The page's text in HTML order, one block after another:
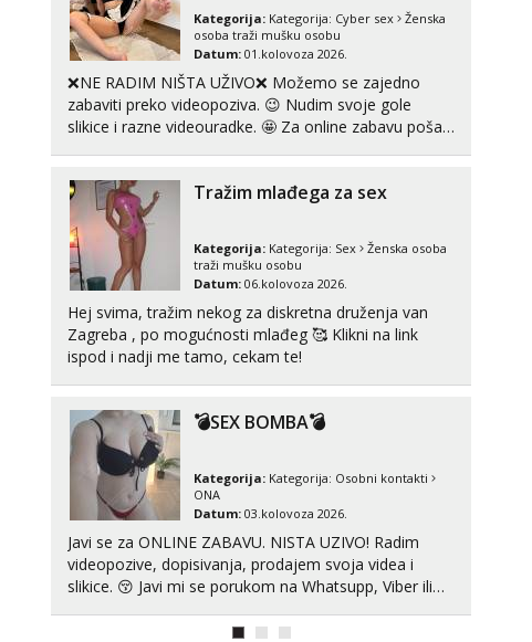
Kategorija: Kategorija: Cyber sex
Ženska
osoba traži mušku osobu
Datum: 01.kolovoza 2026.
❌NE RADIM NIŠTA UŽIVO❌ Možemo se zajedno
zabaviti preko videopoziva. 😉 Nudim svoje gole
slikice i razne videouradke. 🤩 Za online zabavu pošalji
vidjeti na videopozivu. 😉 S vama sam vec 5 ...
Tražim mlađega za sex
Kategorija: Kategorija: Sex
Ženska osoba
traži mušku osobu
Datum: 06.kolovoza 2026.
Hej svima, tražim nekog za diskretna druženja van
Zagreba , po mogućnosti mlađeg 🥰 Klikni na link
ispod i nadji me tamo, cekam te!
💣SEX BOMBA💣
Kategorija: Kategorija: Osobni kontakti
ONA
Datum: 03.kolovoza 2026.
Javi se za ONLINE ZABAVU. NISTA UZIVO! Radim
videopozive, dopisivanja, prodajem svoja videa i
slikice. 😚 Javi mi se porukom na Whatsupp, Viber ili